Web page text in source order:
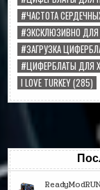
#ЧАСТОТА
#ЭКСКЛЮЗИВНО ДЛЯ
#ЗАГРУЗКА
#ЦИФЕРБЛАТЫ ДЛЯ
I LOVE TURKEY(285)